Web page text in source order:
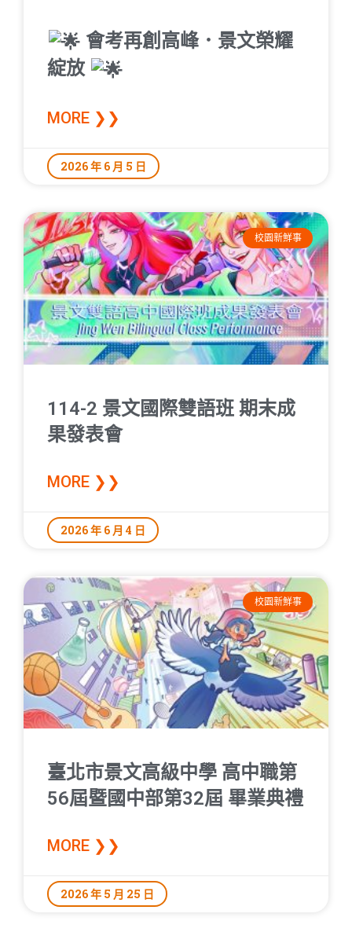
會考再創高峰．景文榮耀
綻放
MORE ❯❯
2026 年 6 月 5 日
校園新鮮事
114-2 景文國際雙語班 期末成
果發表會
MORE ❯❯
2026 年 6 月 4 日
校園新鮮事
臺北市景文高級中學 高中職第
56屆暨國中部第32屆 畢業典禮
MORE ❯❯
2026 年 5 月 25 日